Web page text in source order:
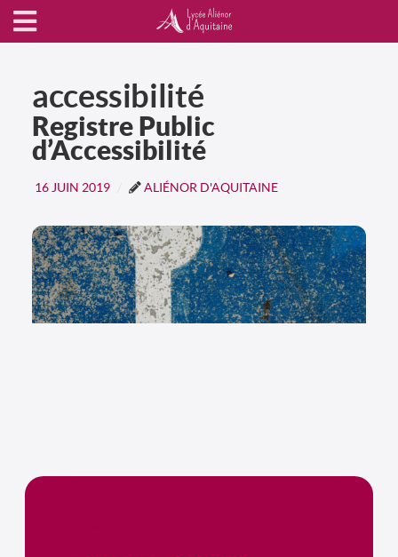
accessibilité
Registre Public
d’Accessibilité
16 JUIN 2019 ALIÉNOR D'AQUITAINE